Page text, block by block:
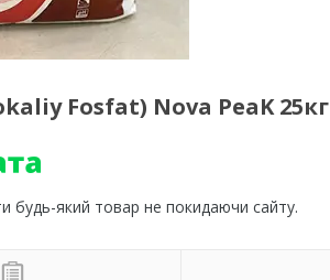
Fosfat) Nova PeaK 25кг
будь-який товар не покидаючи сайту.